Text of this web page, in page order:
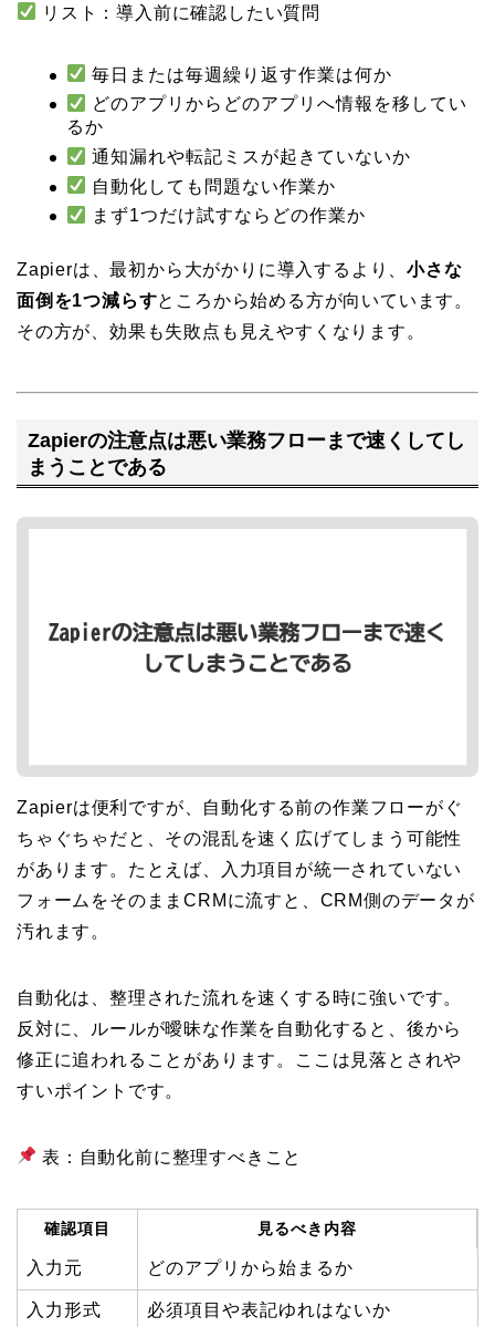
リスト：導入前に確認したい質問
毎日または毎週繰り返す作業は何か
どのアプリからどのアプリへ情報を移してい
るか
通知漏れや転記ミスが起きていないか
自動化しても問題ない作業か
まず1つだけ試すならどの作業か
Zapierは、最初から大がかりに導入するより、小さな
面倒を1つ減らすところから始める方が向いています。
その方が、効果も失敗点も見えやすくなります。
Zapierの注意点は悪い業務フローまで速くしてし
まうことである
Zapierは便利ですが、自動化する前の作業フローがぐ
ちゃぐちゃだと、その混乱を速く広げてしまう可能性
があります。たとえば、入力項目が統一されていない
フォームをそのままCRMに流すと、CRM側のデータが
汚れます。
自動化は、整理された流れを速くする時に強いです。
反対に、ルールが曖昧な作業を自動化すると、後から
修正に追われることがあります。ここは見落とされや
すいポイントです。
表：自動化前に整理すべきこと
確認項目 見るべき内容
入力元 どのアプリから始まるか
入力形式 必須項目や表記ゆれはないか